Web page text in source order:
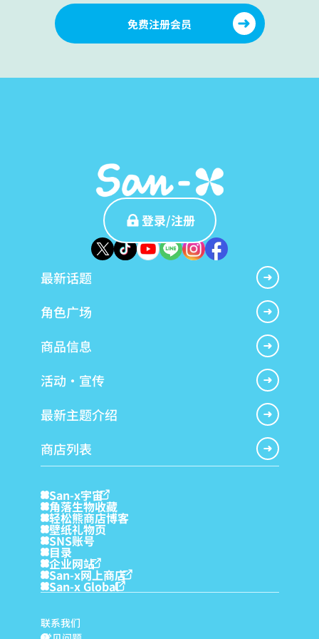
免费注册会员
登录/注册
最新话题
角色广场
商品信息
活动・宣传
最新主题介绍
商店列表
San-x宇宙
角落生物收藏
轻松熊商店博客
壁纸礼物页
SNS账号
目录
企业网站
San-x网上商店
San-x Global
联系我们